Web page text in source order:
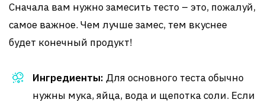
Сначала вам нужно замесить тесто – это, пожалуй,
самое важное. Чем лучше замес, тем вкуснее
будет конечный продукт!
Ингредиенты: Для основного теста обычно
нужны мука, яйца, вода и щепотка соли. Если